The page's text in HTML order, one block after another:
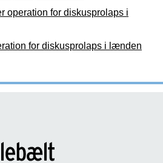
operation for diskusprolaps i
for diskusprolaps i lænden